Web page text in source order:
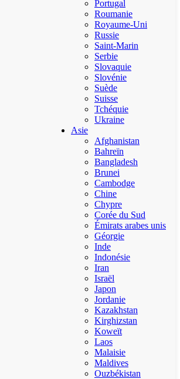
Portugal
Roumanie
Royaume-Uni
Russie
Saint-Marin
Serbie
Slovaquie
Slovénie
Suède
Suisse
Tchéquie
Ukraine
Asie
Afghanistan
Bahreïn
Bangladesh
Brunei
Cambodge
Chine
Chypre
Corée du Sud
Émirats arabes unis
Géorgie
Inde
Indonésie
Iran
Israël
Japon
Jordanie
Kazakhstan
Kirghizstan
Koweït
Laos
Malaisie
Maldives
Ouzbékistan